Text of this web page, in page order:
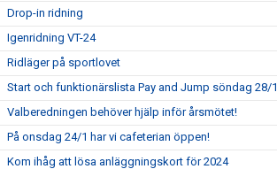
Drop-in ridning
Igenridning VT-24
Ridläger på sportlovet
Start och funktionärslista Pay and Jump söndag 28/1
Valberedningen behöver hjälp inför årsmötet!
På onsdag 24/1 har vi cafeterian öppen!
Kom ihåg att lösa anläggningskort för 2024